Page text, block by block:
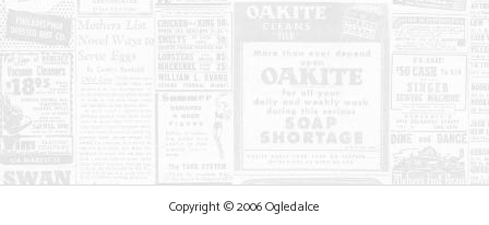
Copyright © 2006 Ogledalce